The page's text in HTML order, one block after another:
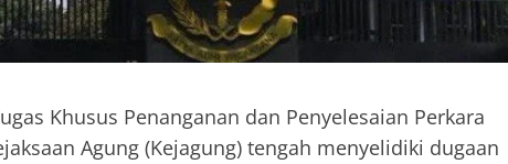
Khusus Penanganan dan Penyelesaian Perkara
Agung (Kejagung) tengah menyelidiki dugaan